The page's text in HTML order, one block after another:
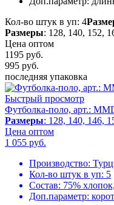
Кол-во штук в уп: 4
Размеры: 128, 140, 152,
Цена оптом
1195 руб.
995 руб.
последняя упаковка
Быстрый просмотр
Футболка-поло, арт.:
Размеры: 128, 140, 146,
Цена оптом
1 055 руб.
Производство:
Кол-во штук в уп: 5
Состав: 75%
Доп.параметр: